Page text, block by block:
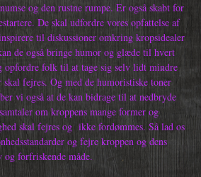
og den rustne rumpe. Er også skabt for
De skal udfordre vores opfattelse af
til diskussioner omkring kropsidealer
de også bringe humor og glæde til hvert
opfordre folk til at tage sig selv lidt mindre
fejres. Og med de humoristiske toner
vi også at de kan bidrage til at nedbryde
om kroppens mange former og
skal fejres og ikke fordømmes. Så lad os
og fejre kroppen og dens
og forfriskende måde.